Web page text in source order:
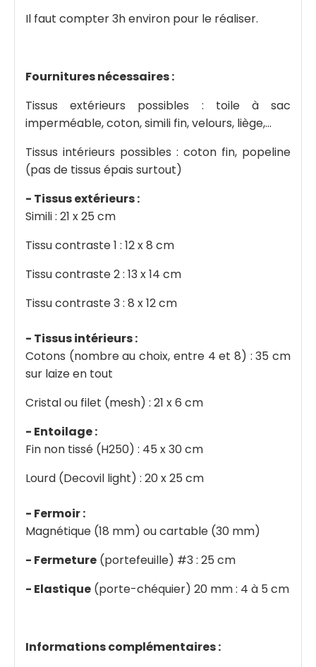
Il faut compter 3h environ pour le réaliser.
Fournitures nécessaires :
Tissus extérieurs possibles : toile à sac
imperméable, coton, simili fin, velours, liège,…
Tissus intérieurs possibles : coton fin, popeline
(pas de tissus épais surtout)
- Tissus extérieurs :
Simili : 21 x 25 cm
Tissu contraste 1 : 12 x 8 cm
Tissu contraste 2 : 13 x 14 cm
Tissu contraste 3 : 8 x 12 cm
- Tissus intérieurs :
Cotons (nombre au choix, entre 4 et 8) : 35 cm
sur laize en tout
Cristal ou filet (mesh) : 21 x 6 cm
- Entoilage :
Fin non tissé (H250) : 45 x 30 cm
Lourd (Decovil light) : 20 x 25 cm
- Fermoir :
Magnétique (18 mm) ou cartable (30 mm)
- Fermeture (portefeuille) #3 : 25 cm
- Elastique (porte-chéquier) 20 mm : 4 à 5 cm
Informations complémentaires :